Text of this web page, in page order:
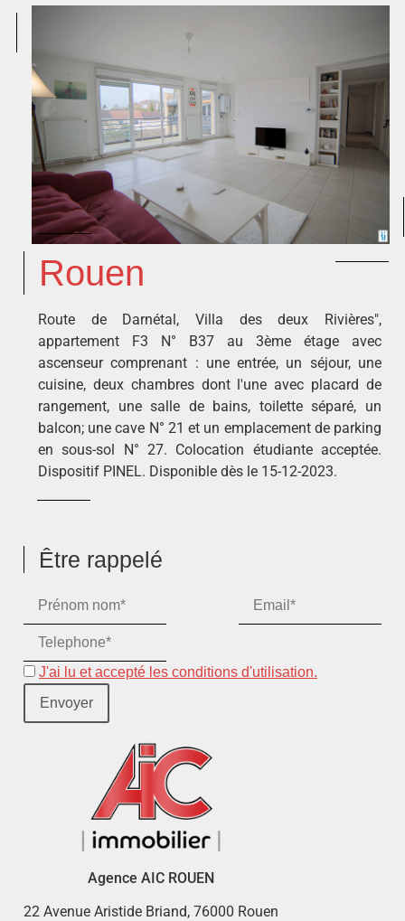
Rouen
Route de Darnétal, Villa des deux Rivières",
appartement F3 N° B37 au 3ème étage avec
ascenseur comprenant : une entrée, un séjour, une
cuisine, deux chambres dont l'une avec placard de
rangement, une salle de bains, toilette séparé, un
balcon; une cave N° 21 et un emplacement de parking
en sous-sol N° 27. Colocation étudiante acceptée.
Dispositif PINEL. Disponible dès le 15-12-2023.
Être rappelé
J'ai lu et accepté les conditions d'utilisation.
Agence AIC ROUEN
22 Avenue Aristide Briand, 76000 Rouen